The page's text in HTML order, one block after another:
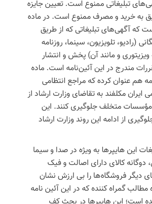
تبلیغاتی ممنوع است. تعیین جایزه
به خرید و مصرف ممنوع است. در ماده
که آگهی‌های تبلیغاتی که از طریق
(‌رادیو، تلویزیون، سینما، روزنامه
ویزیتوری و مانند آن) پخش و انتشار
مندرج در این آئین‌نامه است. ماده
هم عنوان کرده که مراجع انتظامی
ایران مکلفند به تقاضای وزارت ارشاد از
مؤسسات متخلف جلوگیری کنند. این
از ادامه این روند وزارت ارشاد
این هایپرها به ویژه در صدا و سیما
دوگانه کالای دارای اصالت و فیک
دیگر فروشگاه‌ها را بی ارزش نشان
گمراه کننده که در این آئین نامه